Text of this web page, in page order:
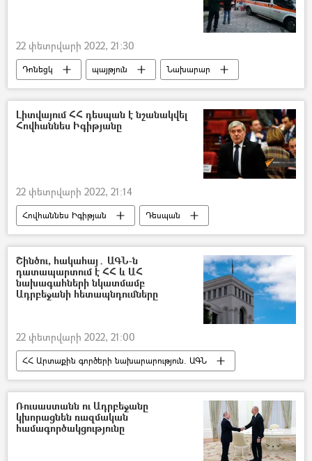
22 փետրվարի 2022, 21:30
Դոնեցկ պայթյուն
Նախարար
Ռուսաստան
Լիտվայում ՀՀ դեսպան է նշանակվել
Հովհաննես Իգիթյանը
22 փետրվարի 2022, 21:14
Հովհաննես Իգիթյան
Դեսպան
Լիտվա
Հայաստան
Շինծու, հակահայ․ ԱԳՆ-ն
դատապարտում է ՀՀ և ԱՀ
նախագահների նկատմամբ
Ադրբեջանի հետապնդումները
22 փետրվարի 2022, 21:00
ՀՀ Արտաքին գործերի նախարարություն. ԱԳՆ
Ադրբեջան
Ռոբերտ Քոչարյան
Սերժ Սարգսյան
Նախագահ
Ռուսաստանն ու Ադրբեջանը
կխորացնեն ռազմական
համագործակցությունը